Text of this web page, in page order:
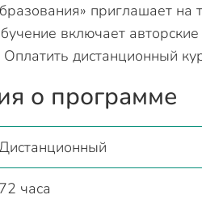
приглашает на
включает
Оплатить дистанционный
о программе
72 часа